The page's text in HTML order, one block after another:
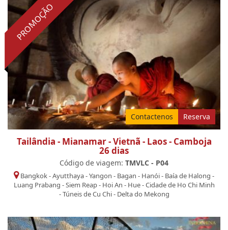
Contactenos Reserva
PROMOÇÃO
Tailândia - Mianamar - Vietnã - Laos - Camboja
26 dias
Código de viagem: TMVLC - P04
Bangkok-Ayutthaya-Yangon - Bagan - Hanói- Baía de Halong -
Luang Prabang -Siem Reap- Hoi An - Hue-Cidade de Ho Chi Minh
-Túneis de Cu Chi- Delta do Mekong